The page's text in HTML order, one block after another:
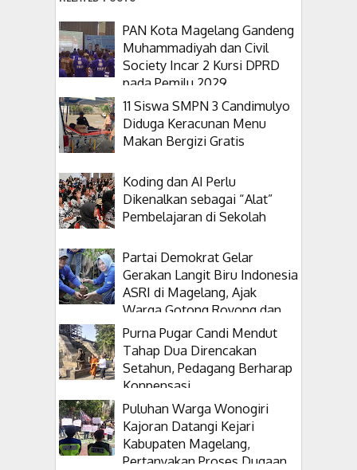
PAN Kota Magelang Gandeng
Muhammadiyah dan Civil
Society Incar 2 Kursi DPRD
pada Pemilu 2029
11 Siswa SMPN 3 Candimulyo
Diduga Keracunan Menu
Makan Bergizi Gratis
Koding dan AI Perlu
Dikenalkan sebagai “Alat”
Pembelajaran di Sekolah
Partai Demokrat Gelar
Gerakan Langit Biru Indonesia
ASRI di Magelang, Ajak
Warga Gotong Royong dan
Tanam Pohon
Purna Pugar Candi Mendut
Tahap Dua Direncakan
Setahun, Pedagang Berharap
Konpensasi
Puluhan Warga Wonogiri
Kajoran Datangi Kejari
Kabupaten Magelang,
Pertanyakan Proses Dugaan